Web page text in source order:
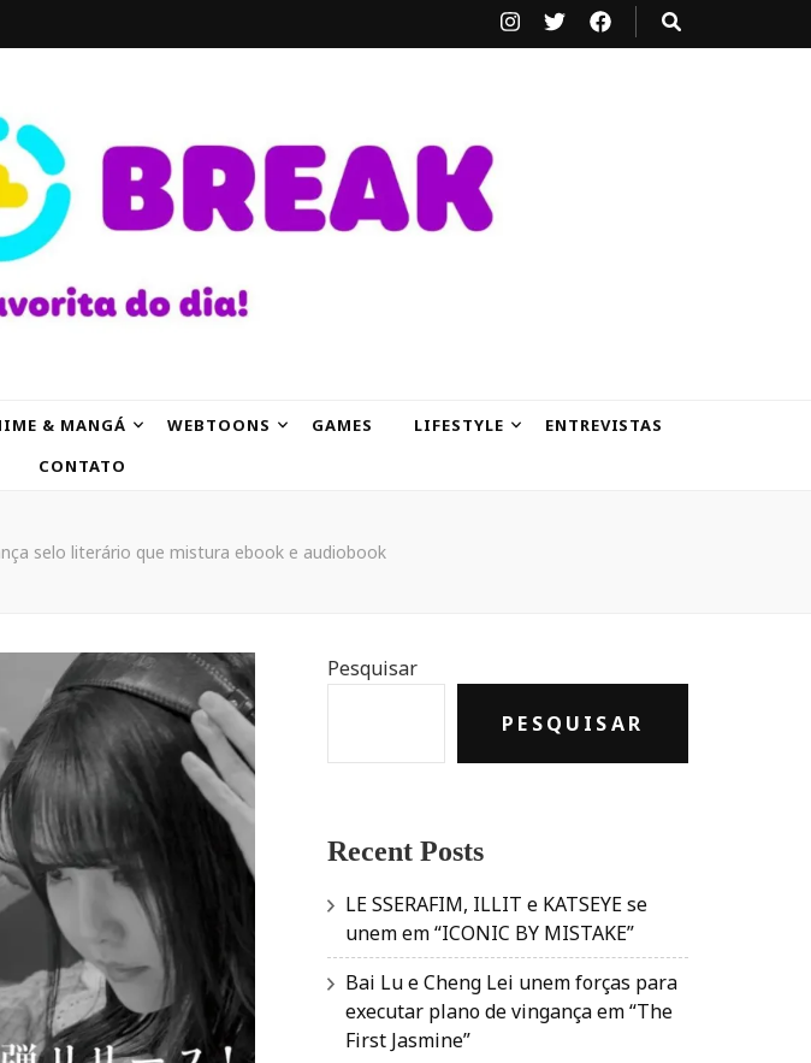
& MANGÁ WEBTOONS GAMES LIFESTYLE
ENTREVISTAS
CONTATO
selo literário que mistura ebook e audiobook
Pesquisar
PESQUISAR
Recent Posts
LE SSERAFIM, ILLIT e KATSEYE se
unem em “ICONIC BY MISTAKE”
Bai Lu e Cheng Lei unem forças para
executar plano de vingança em “The
First Jasmine”